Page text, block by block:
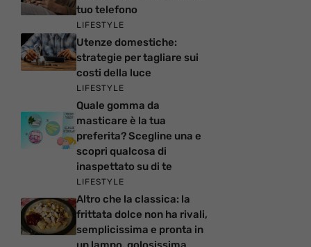
tuo telefono
LIFESTYLE
Utenze domestiche:
strategie per tagliare sui
costi della luce
LIFESTYLE
Quale gomma da
masticare è la tua
preferita? Scegline una e
scopri qualcosa di
inaspettato su di te
LIFESTYLE
Altro che la classica: la
frittata dolce non ha rivali,
semplicissima e pronta in